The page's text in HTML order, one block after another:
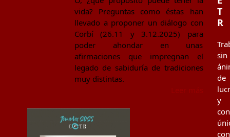
vida? Preguntas como éstas han
llevado a proponer un diálogo con
Corbí (26.11 y 3.12.2025) para
poder ahondar en unas
afirmaciones que impregnan el
legado de sabiduría de tradiciones
muy distintas.
T
R
sin
de
y
con